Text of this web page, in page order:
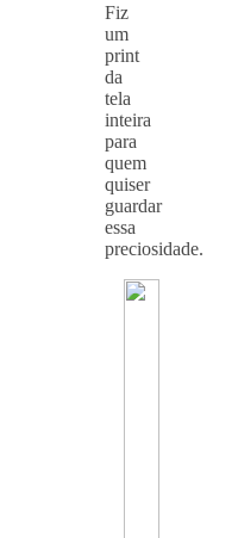
Fiz
um
print
da
tela
inteira
para
quem
quiser
guardar
essa
preciosidade.